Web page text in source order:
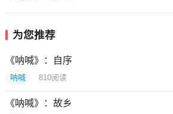
为您推荐
《呐喊》：自序
呐喊 810阅读
《呐喊》：故乡